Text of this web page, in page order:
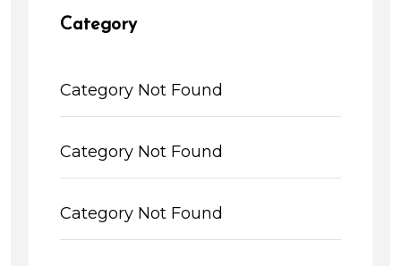
Category
Category Not Found
Category Not Found
Category Not Found